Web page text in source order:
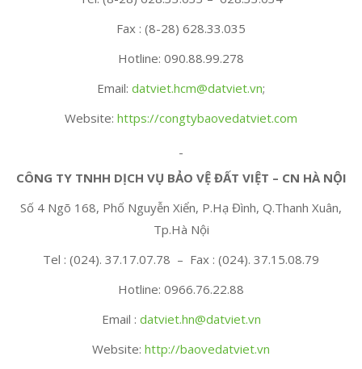
Fax : (8-28) 628.33.035
Hotline: 090.88.99.278
Email: datviet.hcm@datviet.vn;
Website: https://congtybaovedatviet.com
CÔNG TY TNHH DỊCH VỤ BẢO VỆ ĐẤT VIỆT – CN HÀ NỘI
Số 4 Ngõ 168, Phố Nguyễn Xiển, P.Hạ Đình, Q.Thanh Xuân,
Tp.Hà Nội
Tel : (024). 37.17.07.78 – Fax : (024). 37.15.08.79
Hotline: 0966.76.22.88
Email : datviet.hn@datviet.vn
Website: http://baovedatviet.vn